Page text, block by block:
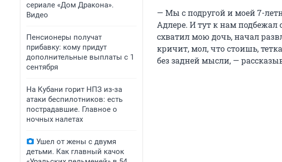
сериале «Дом Дракона».
Видео
Пенсионеры получат
прибавку: кому придут
дополнительные выплаты с 1
сентября
На Кубани горит НПЗ из-за
атаки беспилотников: есть
пострадавшие. Главное о
ночных налетах
Ушел от жены с двумя
детьми. Как главный качок
— Мы с подругой и моей 7-
Адлере. И тут к нам подбежал
схватил мою дочь, начал
кричит, мол, что стоишь,
без задней мысли, —